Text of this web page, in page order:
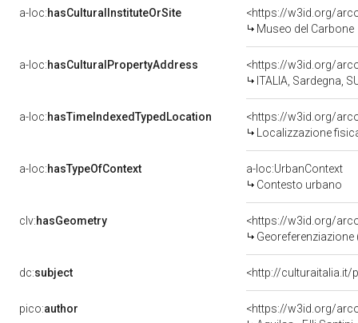
a-loc:hasCulturalInstituteOrSite
<https://w3id.org/
Museo del Carbone
a-loc:hasCulturalPropertyAddress
<https://w3id.org/
ITALIA, Sardegna,
a-loc:hasTimeIndexedTypedLocation
<https://w3id.org/
Localizzazione
a-loc:hasTypeOfContext
a-loc:UrbanContext
Contesto urbano
clv:hasGeometry
<https://w3id.org/
dc:subject <http://
pico:author
<https://w3id.org/